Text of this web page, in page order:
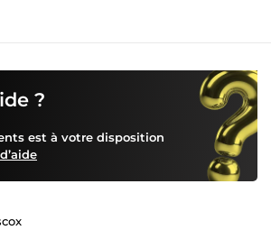
?
est à votre disposition